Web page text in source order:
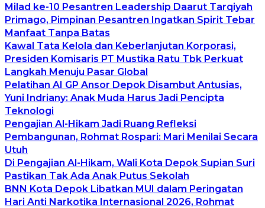
Milad ke-10 Pesantren Leadership Daarut Tarqiyah
Primago, Pimpinan Pesantren Ingatkan Spirit Tebar
Manfaat Tanpa Batas
Kawal Tata Kelola dan Keberlanjutan Korporasi,
Presiden Komisaris PT Mustika Ratu Tbk Perkuat
Langkah Menuju Pasar Global
Pelatihan AI GP Ansor Depok Disambut Antusias,
Yuni Indriany: Anak Muda Harus Jadi Pencipta
Teknologi
Pengajian Al-Hikam Jadi Ruang Refleksi
Pembangunan, Rohmat Rospari: Mari Menilai Secara
Utuh
Di Pengajian Al-Hikam, Wali Kota Depok Supian Suri
Pastikan Tak Ada Anak Putus Sekolah
BNN Kota Depok Libatkan MUI dalam Peringatan
Hari Anti Narkotika Internasional 2026, Rohmat